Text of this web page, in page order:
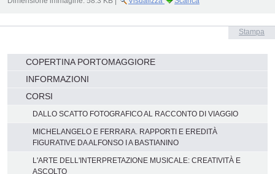
Stampa
Navigazione
COPERTINA PORTOMAGGIORE
INFORMAZIONI
CORSI
DALLO SCATTO FOTOGRAFICO AL RACCONTO DI VIAGGIO
MICHELANGELO E FERRARA. RAPPORTI E EREDITÀ
FIGURATIVE DA ALFONSO I A BASTIANINO
L'ARTE DELL'INTERPRETAZIONE MUSICALE: CREATIVITÀ E
ASCOLTO